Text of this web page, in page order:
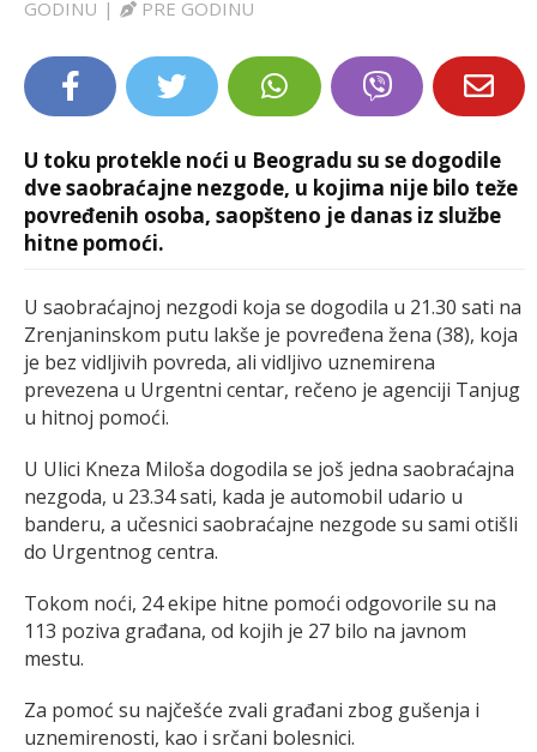
EXTRA
GODINU | PRE GODINU
U toku protekle noći u Beogradu su se dogodile
dve saobraćajne nezgode, u kojima nije bilo teže
povređenih osoba, saopšteno je danas iz službe
hitne pomoći.
U saobraćajnoj nezgodi koja se dogodila u 21.30 sati na
Zrenjaninskom putu lakše je povređena žena (38), koja
je bez vidljivih povreda, ali vidljivo uznemirena
prevezena u Urgentni centar, rečeno je agenciji Tanjug
u hitnoj pomoći.
U Ulici Kneza Miloša dogodila se još jedna saobraćajna
nezgoda, u 23.34 sati, kada je automobil udario u
banderu, a učesnici saobraćajne nezgode su sami otišli
do Urgentnog centra.
Tokom noći, 24 ekipe hitne pomoći odgovorile su na
113 poziva građana, od kojih je 27 bilo na javnom
mestu.
Za pomoć su najčešće zvali građani zbog gušenja i
uznemirenosti, kao i srčani bolesnici.